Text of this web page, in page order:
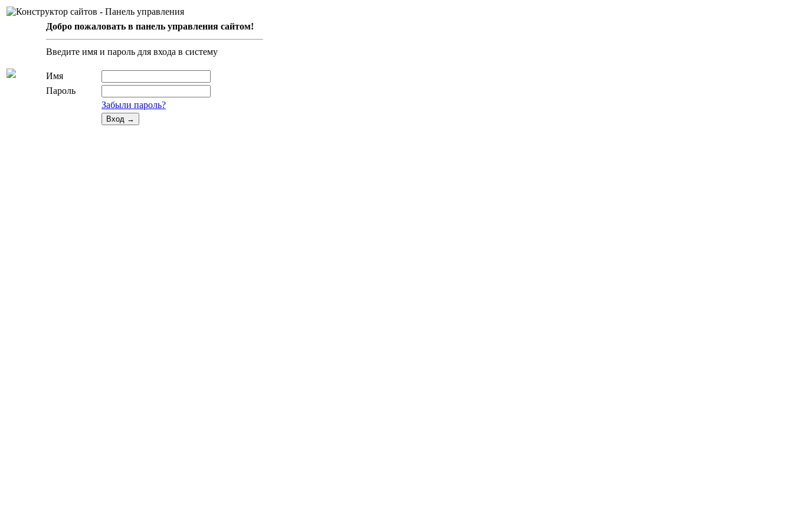
Добро пожаловать в панель управления сайтом!
Введите имя и пароль для входа в систему
Имя
Пароль
Забыли пароль?